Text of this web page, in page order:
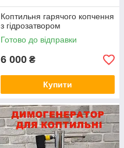
Коптильня гарячого копчення
з гідрозатвором
Готово до відправки
6 000 ₴
Купити